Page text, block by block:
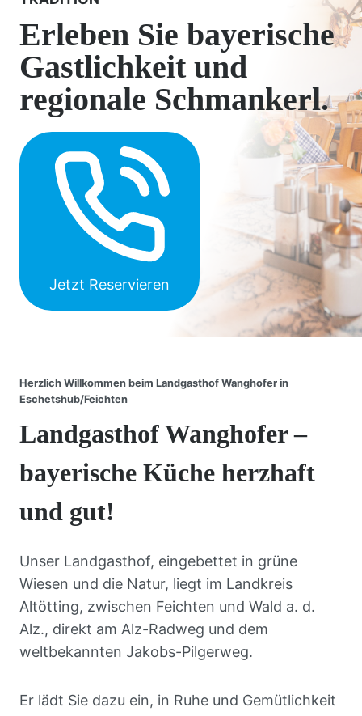
Erleben Sie bayerische
Gastlichkeit und
regionale Schmankerl.
Jetzt Reservieren
Herzlich Willkommen beim Landgasthof Wanghofer in
Eschetshub/Feichten
Landgasthof Wanghofer –
bayerische Küche herzhaft
und gut!
Unser Landgasthof, eingebettet in grüne
Wiesen und die Natur, liegt im Landkreis
Altötting, zwischen Feichten und Wald a. d.
Alz., direkt am Alz-Radweg und dem
weltbekannten Jakobs-Pilgerweg.
Er lädt Sie dazu ein, in Ruhe und Gemütlichkeit